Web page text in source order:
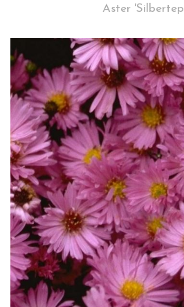
Aster